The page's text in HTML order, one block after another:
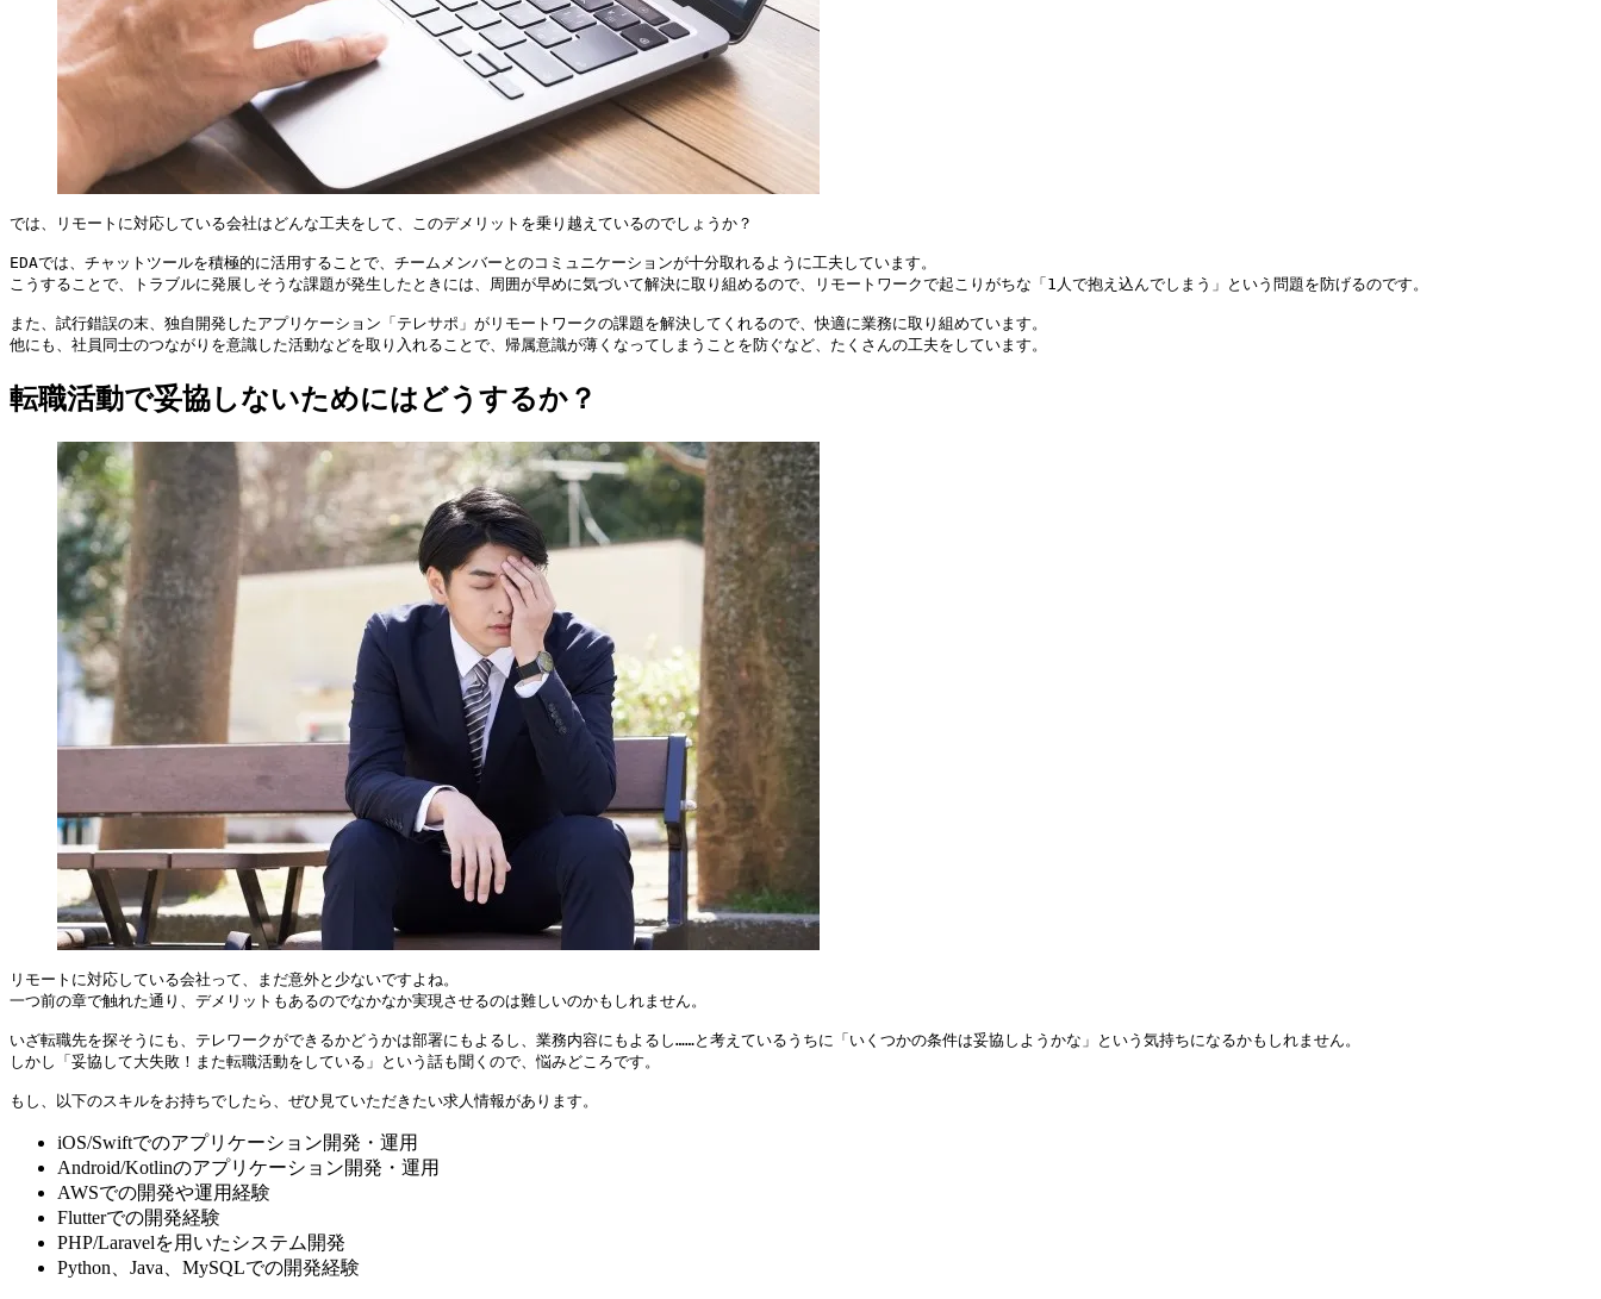
では、リモートに対応している会社はどんな工夫をして、このデメリットを乗り越えているのでしょうか？
EDAでは、チャットツールを積極的に活用することで、チームメンバーとのコミュニケーションが十分取れるように工夫しています。
こうすることで、トラブルに発展しそうな課題が発生したときには、周囲が早めに気づいて解決に取り組めるので、リモートワークで起こりがちな「1人で抱え込んでしまう」という問題を防げるのです。
また、試行錯誤の末、独自開発したアプリケーション「テレサポ」がリモートワークの課題を解決してくれるので、快適に業務に取り組めています。
他にも、社員同士のつながりを意識した活動などを取り入れることで、帰属意識が薄くなってしまうことを防ぐなど、たくさんの工夫をしています。
転職活動で妥協しないためにはどうするか？
リモートに対応している会社って、まだ意外と少ないですよね。
一つ前の章で触れた通り、デメリットもあるのでなかなか実現させるのは難しいのかもしれません。
いざ転職先を探そうにも、テレワークができるかどうかは部署にもよるし、業務内容にもよるし……と考えているうちに「いくつかの条件は妥協しようかな」という気持ちになるかもしれません。
しかし「妥協して大失敗！また転職活動をしている」という話も聞くので、悩みどころです。
もし、以下のスキルをお持ちでしたら、ぜひ見ていただきたい求人情報があります。
iOS/Swiftでのアプリケーション開発・運用
Android/Kotlinのアプリケーション開発・運用
AWSでの開発や運用経験
Flutterでの開発経験
PHP/Laravelを用いたシステム開発
Python、Java、MySQLでの開発経験